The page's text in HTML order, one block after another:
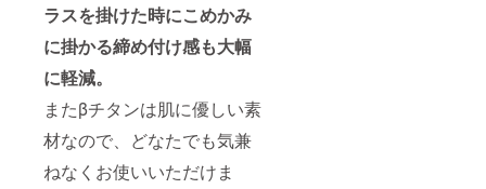
ラスを掛けた時にこめかみ
に掛かる締め付け感も大幅
に軽減。
またβチタンは肌に優しい素
材なので、どなたでも気兼
ねなくお使いいただけま